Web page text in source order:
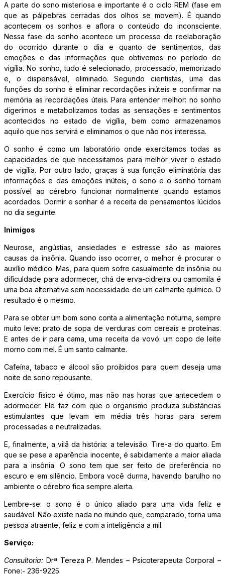
A parte do sono misteriosa e importante é o ciclo REM (fase em
que as pálpebras cerradas dos olhos se movem). É quando
acontecem os sonhos e aflora o conteúdo do inconsciente.
Nessa fase do sonho acontece um processo de reelaboração
do ocorrido durante o dia e quanto de sentimentos, das
emoções e das informações que obtivemos no período de
vigília. No sonho, tudo é selecionado, processado, memorizado
e, o dispensável, eliminado. Segundo cientistas, uma das
funções do sonho é eliminar recordações inúteis e confirmar na
memória as recordações úteis. Para entender melhor: no sonho
digerimos e metabolizamos todas as sensações e sentimentos
acontecidos no estado de vigília, bem como armazenamos
aquilo que nos servirá e eliminamos o que não nos interessa.
O sonho é como um laboratório onde exercitamos todas as
capacidades de que necessitamos para melhor viver o estado
de vigília. Por outro lado, graças à sua função eliminatória das
informações e das emoções inúteis, o sono e o sonho tornam
possível ao cérebro funcionar normalmente quando estamos
acordados. Dormir e sonhar é a receita de pensamentos lúcidos
no dia seguinte.
Inimigos
Neurose, angústias, ansiedades e estresse são as maiores
causas da insônia. Quando isso ocorrer, o melhor é procurar o
auxílio médico. Mas, para quem sofre casualmente de insônia ou
dificuldade para adormecer, chá de erva-cidreira ou camomila é
uma boa alternativa sem necessidade de um calmante químico. O
resultado é o mesmo.
Para se obter um bom sono conta a alimentação noturna, sempre
muito leve: prato de sopa de verduras com cereais e proteínas.
E antes de ir para cama, uma receita da vovó: um copo de leite
morno com mel. É um santo calmante.
Cafeína, tabaco e álcool são proibidos para quem deseja uma
noite de sono repousante.
Exercício físico é ótimo, mas não nas horas que antecedem o
adormecer. Ele faz com que o organismo produza substâncias
estimulantes que levam em média três horas para serem
processadas e neutralizadas.
E, finalmente, a vilã da história: a televisão. Tire-a do quarto. Em
que se pese a aparência inocente, é sabidamente a maior aliada
para a insônia. O sono tem que ser feito de preferência no
escuro e em silêncio. Embora você durma, havendo barulho no
ambiente o cérebro fica sempre alerta.
Lembre-se: o sono é o único aliado para uma vida feliz e
saudável. Não existe nada no mundo que, comparado, torna uma
pessoa atraente, feliz e com a inteligência a mil.
Serviço:
Consultoria: Drª Tereza P. Mendes – Psicoterapeuta Corporal –
Fone:- 236-9225.